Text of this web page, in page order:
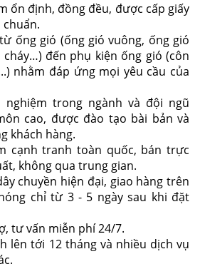
ổn định, đồng đều, được cấp giấy
ống gió (ống gió vuông, ống gió
đến phụ kiện ống gió (côn
nhằm đáp ứng mọi yêu cầu của
nghiệm trong ngành và đội ngũ
cao, được đào tạo bài bản và
khách hàng.
cạnh tranh toàn quốc, bán trực
không qua trung gian.
chuyền hiện đại, giao hàng trên
chỉ từ 3 - 5 ngày sau khi đặt
tư vấn miễn phí 24/7.
lên tới 12 tháng và nhiều dịch vụ